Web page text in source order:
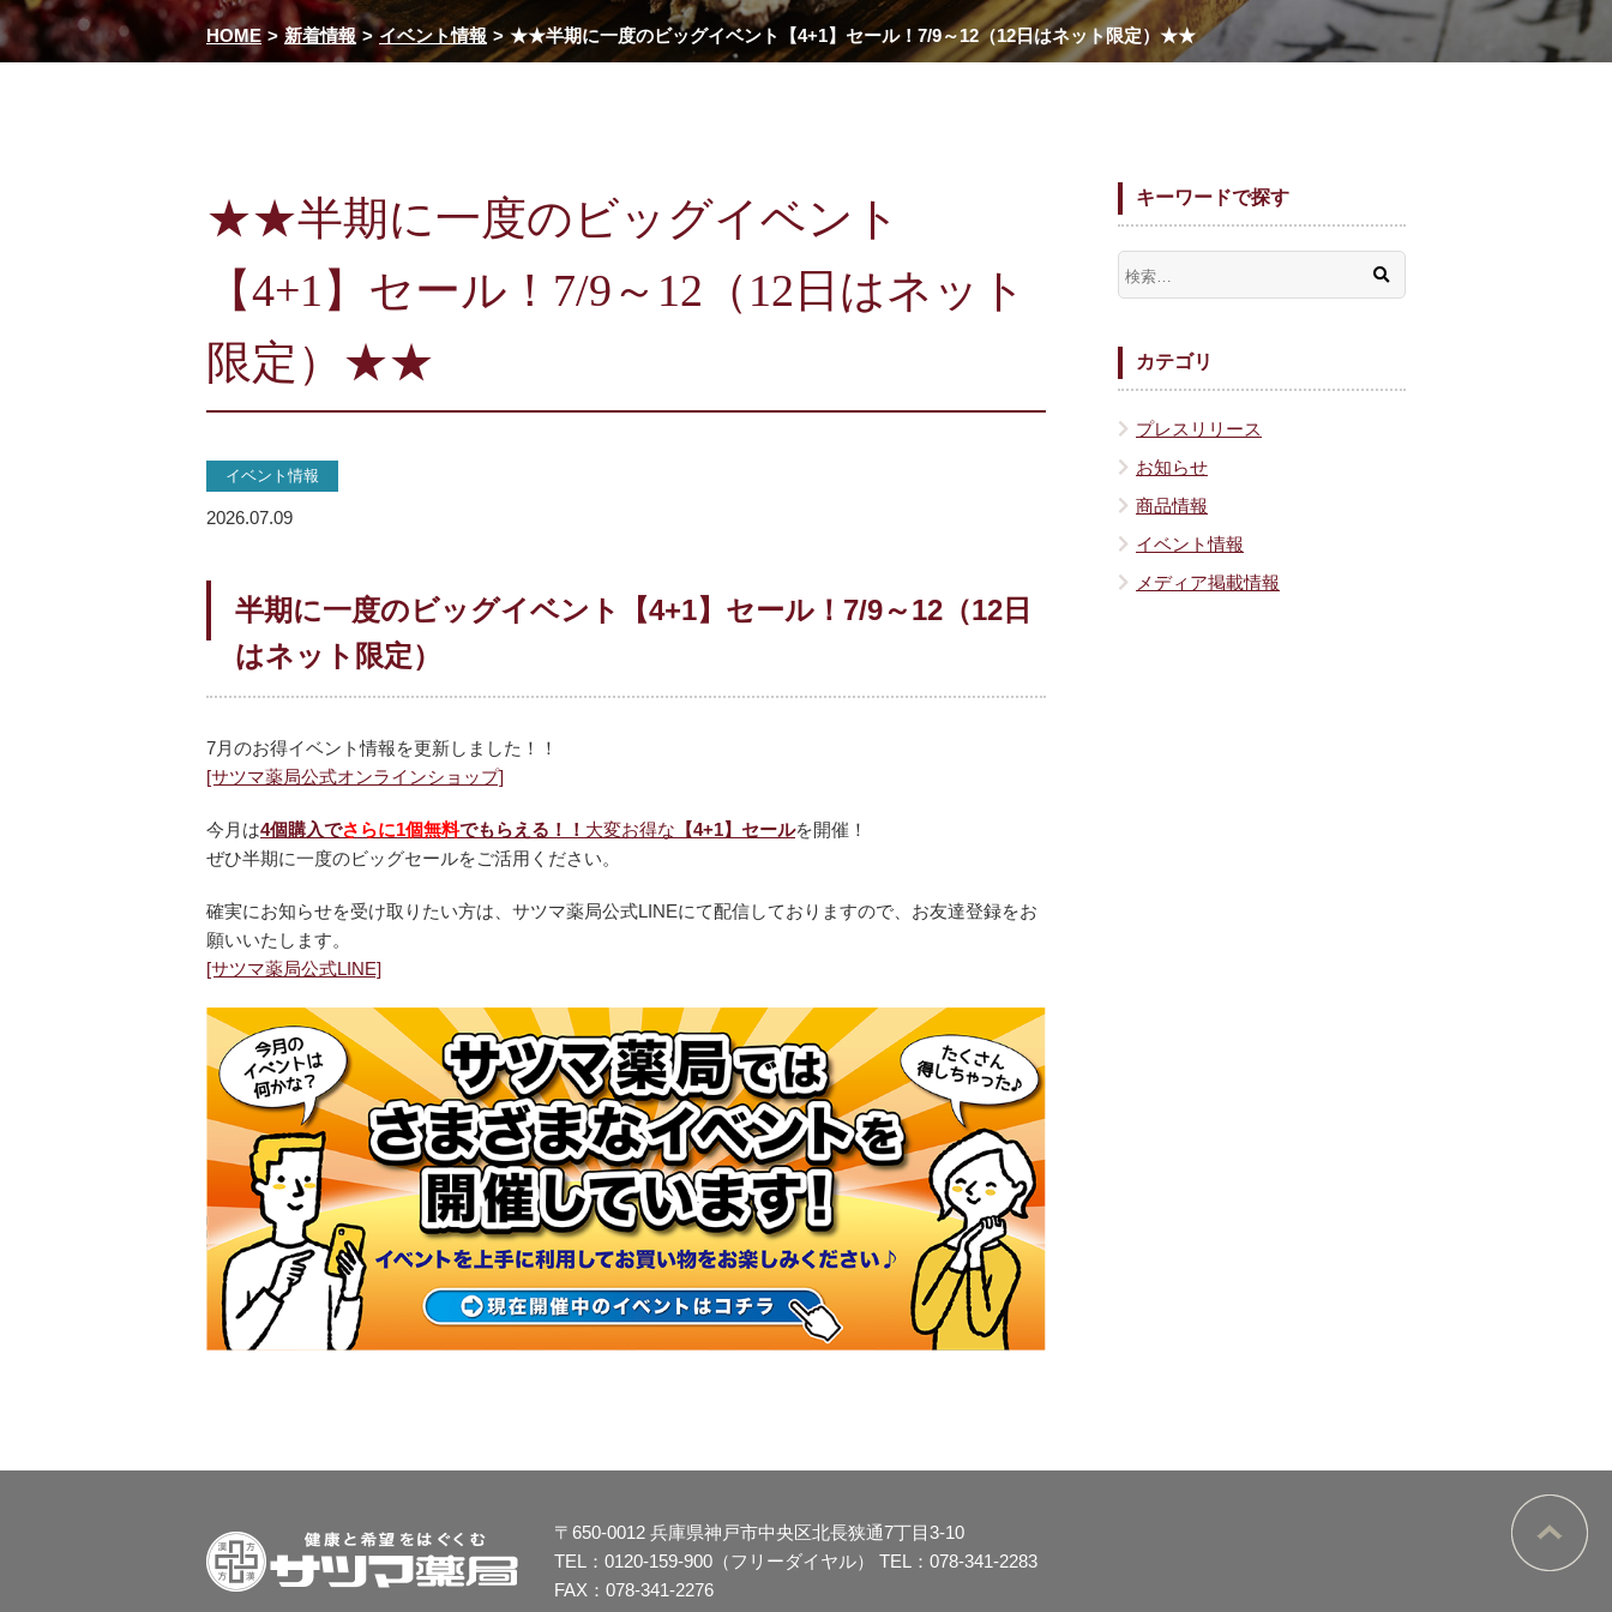
HOME 新着情報 イベント情報 ★★半期に一度のビッグイベント【4+1】セール！7/9～12（12日はネット限定）★★
★★半期に一度のビッグイベント
【4+1】セール！7/9～12（12日はネット
限定）★★
イベント情報
2026.07.09
半期に一度のビッグイベント【4+1】セール！7/9～12（12日
はネット限定）
7月のお得イベント情報を更新しました！！
[サツマ薬局公式オンラインショップ]
今月は4個購入でさらに1個無料でもらえる！！ 大変お得な 【4+1】セールを開催！
ぜひ半期に一度のビッグセールをご活用ください。
確実にお知らせを受け取りたい方は、サツマ薬局公式LINEにて配信しておりますので、お友達登録をお
願いいたします。
[サツマ薬局公式LINE]
キーワードで探す
カテゴリ
プレスリリース
お知らせ
商品情報
イベント情報
メディア掲載情報
〒650-0012 兵庫県神戸市中央区北長狭通7丁目3-10
TEL： 0120-159-900（フリーダイヤル） TEL： 078-341-2283
FAX：078-341-2276